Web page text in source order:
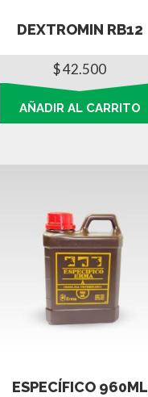
DEXTROMIN RB12
$42.500
AÑADIR AL CARRITO
ESPECÍFICO 960ML